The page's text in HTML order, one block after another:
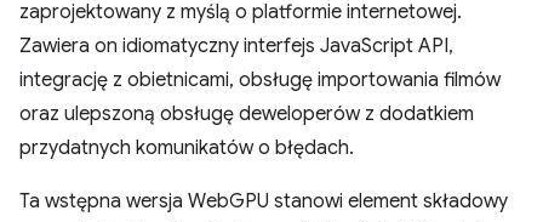
zaprojektowany z myślą o platformie internetowej.
Zawiera on idiomatyczny interfejs JavaScript API,
integrację z obietnicami, obsługę importowania filmów
oraz ulepszoną obsługę deweloperów z dodatkiem
przydatnych komunikatów o błędach.
Ta wstępna wersja WebGPU stanowi element składowy